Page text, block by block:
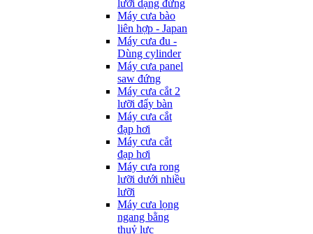
lưỡi dạng đứng
Máy cưa bào
liên hợp - Japan
Máy cưa đu -
Dùng cylinder
Máy cưa panel
saw đứng
Máy cưa cắt 2
lưỡi đẩy bàn
Máy cưa cắt
đạp hơi
Máy cưa cắt
đạp hơi
Máy cưa rong
lưỡi dưới nhiều
lưỡi
Máy cưa lọng
ngang bằng
thuỷ lực